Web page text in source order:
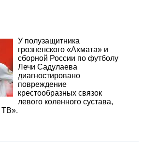
У полузащитника
грозненского «Ахмата» и
сборной России по футболу
Лечи Садулаева
диагностировано
повреждение
крестообразных связок
левого коленного сустава,
ТВ».